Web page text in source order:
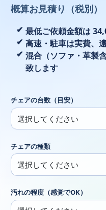
概算お見積り（税別）
最低ご依頼金額は
高速・駐車は実費、
混合（ソファ・革製
致します
チェアの台数（目安）
チェアの種類
汚れの程度（感覚でOK）